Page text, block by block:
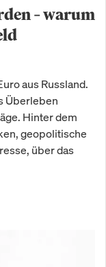
– warum
aus Russland.
Überleben
Hinter dem
geopolitische
über das